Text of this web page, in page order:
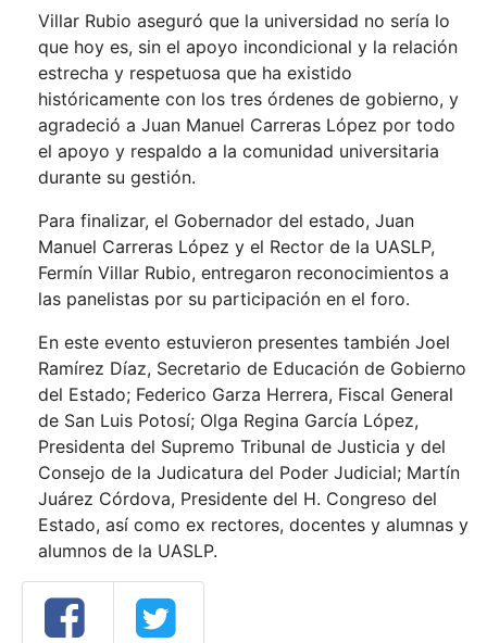
Villar Rubio aseguró que la universidad no sería lo
que hoy es, sin el apoyo incondicional y la relación
estrecha y respetuosa que ha existido
históricamente con los tres órdenes de gobierno, y
agradeció a Juan Manuel Carreras López por todo
el apoyo y respaldo a la comunidad universitaria
durante su gestión.
Para finalizar, el Gobernador del estado, Juan
Manuel Carreras López y el Rector de la UASLP,
Fermín Villar Rubio, entregaron reconocimientos a
las panelistas por su participación en el foro.
En este evento estuvieron presentes también Joel
Ramírez Díaz, Secretario de Educación de Gobierno
del Estado; Federico Garza Herrera, Fiscal General
de San Luis Potosí; Olga Regina García López,
Presidenta del Supremo Tribunal de Justicia y del
Consejo de la Judicatura del Poder Judicial; Martín
Juárez Córdova, Presidente del H. Congreso del
Estado, así como ex rectores, docentes y alumnas y
alumnos de la UASLP.